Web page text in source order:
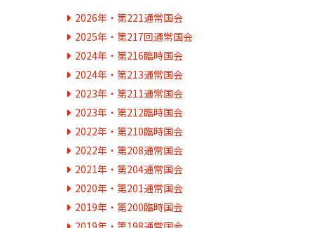
2026年・第221通常国会
2025年・第217回通常国会
2024年・第216臨時国会
2024年・第213通常国会
2023年・第211通常国会
2023年・第212臨時国会
2022年・第210臨時国会
2022年・第208通常国会
2021年・第204通常国会
2020年・第201通常国会
2019年・第200臨時国会